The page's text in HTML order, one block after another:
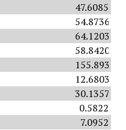
47.6085
54.8736
64.1203
58.8420
155.8934
12.6803
30.1357
0.5822
7.0952